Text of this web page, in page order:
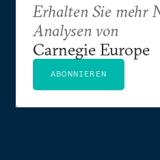
Erhalten Sie mehr
Analysen von
Carnegie Europe
ABONNIEREN